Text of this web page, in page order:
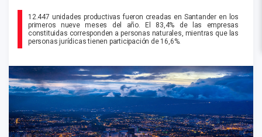
12.447 unidades productivas fueron creadas en Santander en los
primeros nueve meses del año. El 83,4% de las empresas
constituidas corresponden a personas naturales, mientras que las
personas jurídicas tienen participación de 16,6%.